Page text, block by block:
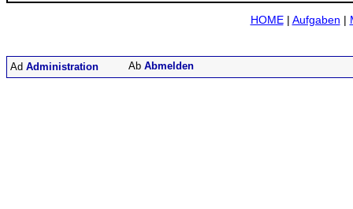
HOME| Aufgaben |
Administration Abmelden